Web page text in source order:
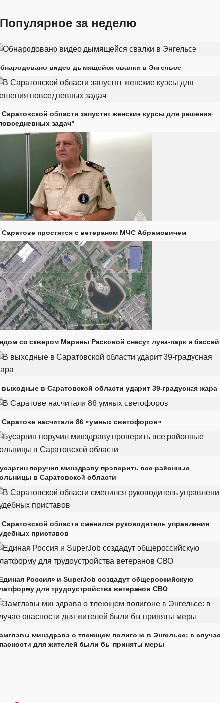
Популярное за неделю
видео дымящейся свалки в Энгельсе
Саратовской области запустят женские курсы для решения
задач"
Саратове простятся с ветераном МЧС Абрамовичем
со сквером Марины Расковой снесут луна-парк и
выходные в Саратовской области ударит 39-градусная жара
Саратове насчитали 86 «умных светофоров»
поручил минздраву проверить все районные
в Саратовской области
Саратовской области сменился руководитель управления
приставов
Россия» и SuperJob создадут общероссийскую
для трудоустройства ветеранов СВО
минздрава о тлеющем полигоне в Энгельсе: в случае
для жителей были бы приняты меры